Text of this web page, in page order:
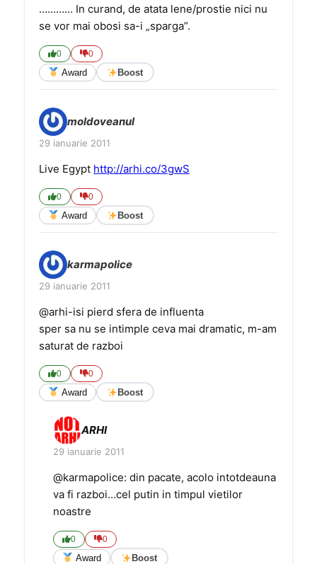
………… In curand, de atata lene/prostie nici nu
se vor mai obosi sa-i „sparga”.
0 0
Award Boost
moldoveanul
29 ianuarie 2011
Live Egypt http://arhi.co/3gwS
0 0
Award Boost
karmapolice
29 ianuarie 2011
@arhi-isi pierd sfera de influenta
sper sa nu se intimple ceva mai dramatic, m-am
saturat de razboi
0 0
Award Boost
ARHI
29 ianuarie 2011
@karmapolice: din pacate, acolo intotdeauna
va fi razboi…cel putin in timpul vietilor
noastre
0 0
Award Boost